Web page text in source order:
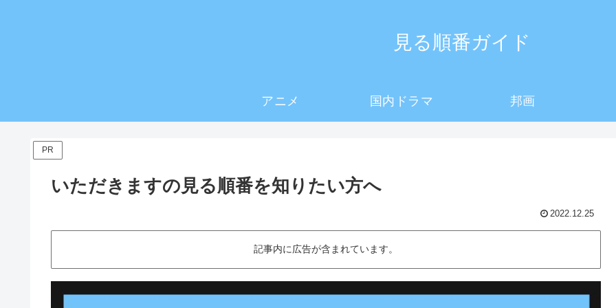
見る順番ガイド
アニメ 国内ドラマ 邦画
PR
いただきますの見る順番を知りたい方へ
2022.12.25
記事内に広告が含まれています。